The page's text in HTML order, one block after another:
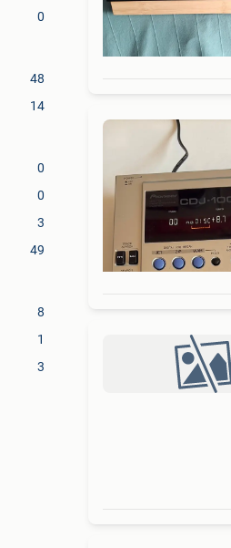
0
48
14
0
0
3
49
8
1
3